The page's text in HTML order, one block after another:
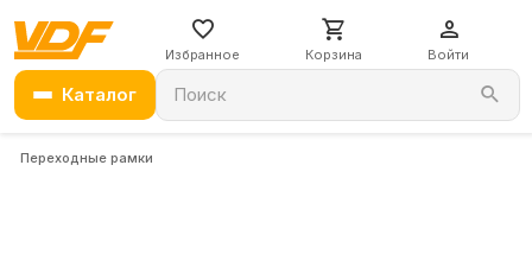
Избранное Корзина Войти
Каталог Поиск
Переходные рамки